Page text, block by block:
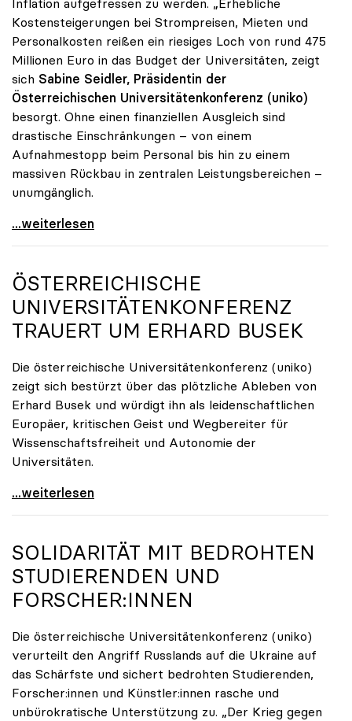
Kostensteigerungen bei Strompreisen, Mieten und
Personalkosten reißen ein riesiges Loch von rund 475
Millionen Euro in das Budget der Universitäten, zeigt
sich Sabine Seidler, Präsidentin der
Österreichischen Universitätenkonferenz (uniko)
besorgt. Ohne einen finanziellen Ausgleich sind
drastische Einschränkungen – von einem
Aufnahmestopp beim Personal bis hin zu einem
massiven Rückbau in zentralen Leistungsbereichen –
unumgänglich.
Budgetloch von 475 Mio. Euro: Universitäten drohen
...weiterlesen
ÖSTERREICHISCHE
UNIVERSITÄTENKONFERENZ
TRAUERT UM ERHARD BUSEK
Die österreichische Universitätenkonferenz (uniko)
zeigt sich bestürzt über das plötzliche Ableben von
Erhard Busek und würdigt ihn als leidenschaftlichen
Europäer, kritischen Geist und Wegbereiter für
Wissenschaftsfreiheit und Autonomie der
Universitäten.
Österreichische Universitätenkonferenz trauert um
...weiterlesen
SOLIDARITÄT MIT BEDROHTEN
STUDIERENDEN UND
FORSCHER:INNEN
Die österreichische Universitätenkonferenz (uniko)
verurteilt den Angriff Russlands auf die Ukraine auf
das Schärfste und sichert bedrohten Studierenden,
Forscher:innen und Künstler:innen rasche und
unbürokratische Unterstützung zu. „Der Krieg gegen